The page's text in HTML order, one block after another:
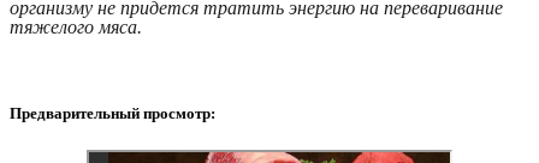
организму не придется тратить энергию на переваривание
тяжелого мяса.
Предварительный просмотр: